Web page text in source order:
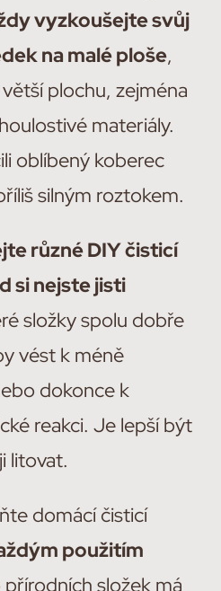
vyzkoušejte svůj
na malé ploše,
plochu, zejména
materiály.
oblíbený koberec
silným roztokem.
různé DIY čisticí
si nejste jisti
složky spolu dobře
vést k méně
dokonce k
reakci. Je lepší být
litovat.
domácí čisticí
použitím
složek má